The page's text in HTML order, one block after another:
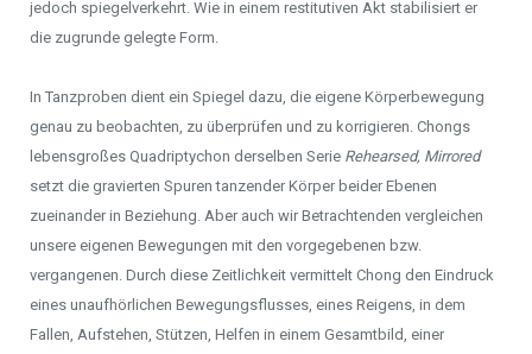
jedoch spiegelverkehrt. Wie in einem restitutiven Akt stabilisiert er
die zugrunde gelegte Form.
In Tanzproben dient ein Spiegel dazu, die eigene Körperbewegung
genau zu beobachten, zu überprüfen und zu korrigieren. Chongs
lebensgroßes Quadriptychon derselben Serie Rehearsed, Mirrored
setzt die gravierten Spuren tanzender Körper beider Ebenen
zueinander in Beziehung. Aber auch wir Betrachtenden vergleichen
unsere eigenen Bewegungen mit den vorgegebenen bzw.
vergangenen. Durch diese Zeitlichkeit vermittelt Chong den Eindruck
eines unaufhörlichen Bewegungsflusses, eines Reigens, in dem
Fallen, Aufstehen, Stützen, Helfen in einem Gesamtbild, einer